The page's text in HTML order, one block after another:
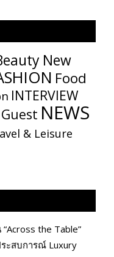
New
Food
INTERVIEW
NEWS
& Leisure
the Table”
ะสบการณ์ Luxury